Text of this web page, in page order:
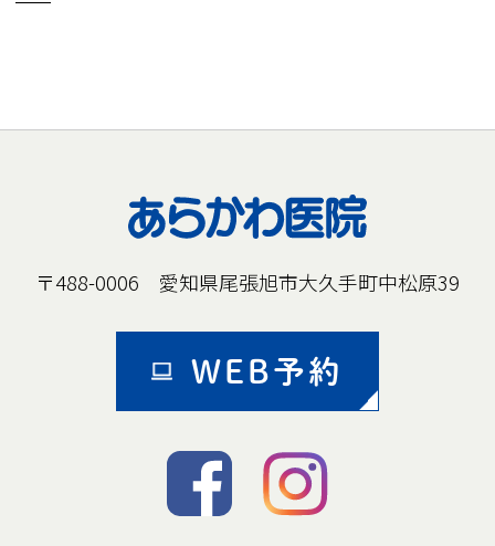
〒488-0006 愛知県尾張旭市大久手町中松原39
WEB予約